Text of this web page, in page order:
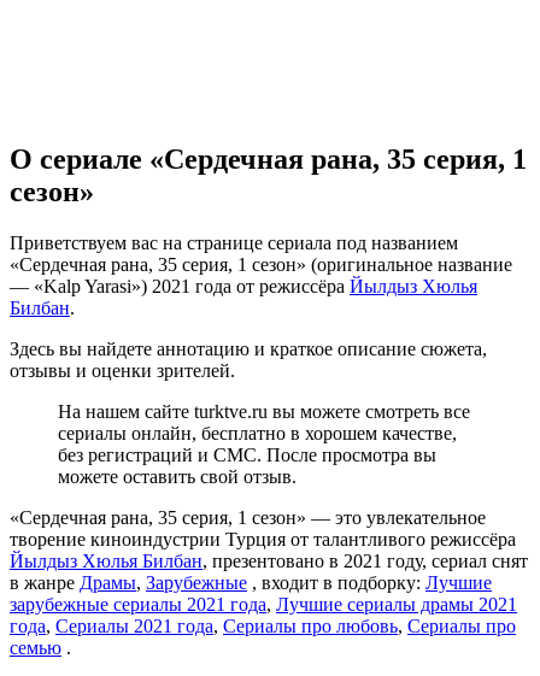
О сериале «Сердечная рана, 35 серия, 1
сезон»
Приветствуем вас на странице сериала под названием
«Сердечная рана, 35 серия, 1 сезон» (оригинальное название
— «Kalp Yarasi») 2021 года от режиссёра Йылдыз Хюлья
Билбан.
Здесь вы найдете аннотацию и краткое описание сюжета,
отзывы и оценки зрителей.
На нашем сайте turktve.ru вы можете смотреть все
сериалы онлайн, бесплатно в хорошем качестве,
без регистраций и СМС. После просмотра вы
можете оставить свой отзыв.
«Сердечная рана, 35 серия, 1 сезон» — это увлекательное
творение киноиндустрии Турция от талантливого режиссёра
Йылдыз Хюлья Билбан, презентовано в 2021 году, сериал снят
в жанре Драмы, Зарубежные , входит в подборку: Лучшие
зарубежные сериалы 2021 года, Лучшие сериалы драмы 2021
года, Сериалы 2021 года, Сериалы про любовь, Сериалы про
семью .